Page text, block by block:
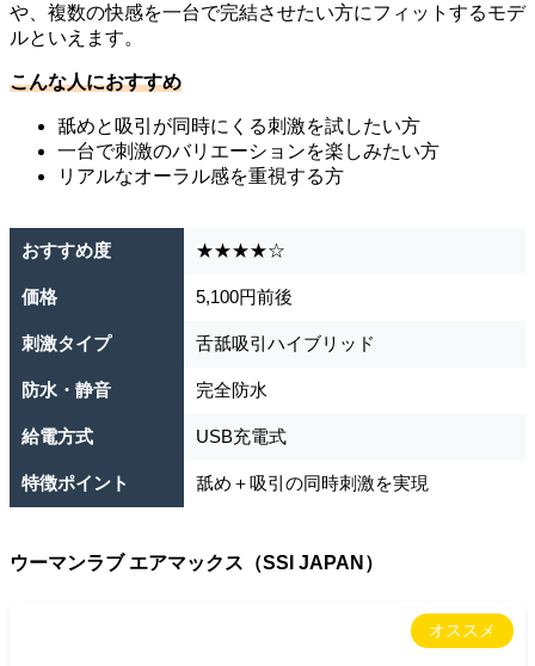
や、複数の快感を一台で完結させたい方にフィットするモデ
ルといえます。
こんな人におすすめ
舐めと吸引が同時にくる刺激を試したい方
一台で刺激のバリエーションを楽しみたい方
リアルなオーラル感を重視する方
おすすめ度 ★★★★☆
価格 5,100円前後
刺激タイプ 舌舐吸引ハイブリッド
防水・静音 完全防水
給電方式 USB充電式
特徴ポイント 舐め＋吸引の同時刺激を実現
ウーマンラブ エアマックス（SSI JAPAN）
オススメ